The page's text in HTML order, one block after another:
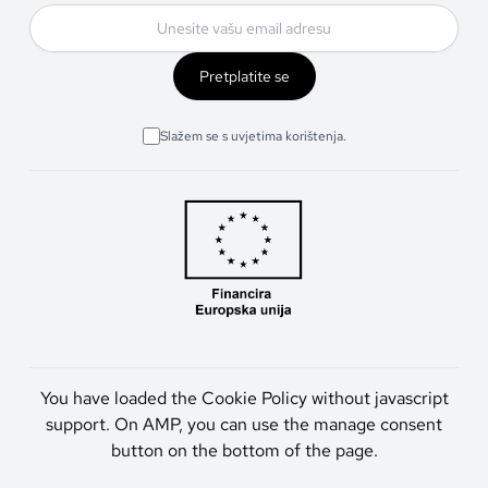
Pretplatite se
Slažem se s uvjetima korištenja.
You have loaded the Cookie Policy without javascript
support. On AMP, you can use the manage consent
button on the bottom of the page.